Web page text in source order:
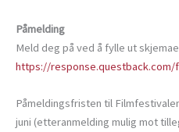
Påmelding
Meld deg på ved å fylle ut
https://response.questback.com/
Påmeldingsfristen til
juni (etteranmelding mulig mot